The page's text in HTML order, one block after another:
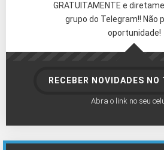
GRATUITAMENTE e
grupo do Telegram!! Não
oportunidade!
RECEBER NOVIDADES NO
Abra o link no seu